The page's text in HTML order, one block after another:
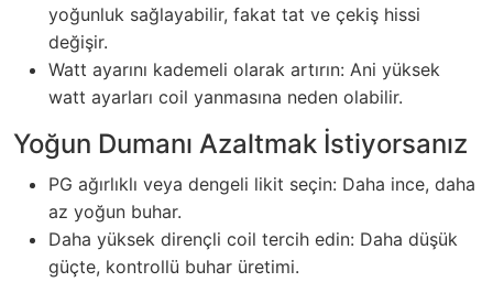
yoğunluk sağlayabilir, fakat tat ve çekiş hissi
değişir.
Watt ayarını kademeli olarak artırın: Ani yüksek
watt ayarları coil yanmasına neden olabilir.
Yoğun Dumanı Azaltmak İstiyorsanız
PG ağırlıklı veya dengeli likit seçin: Daha ince, daha
az yoğun buhar.
Daha yüksek dirençli coil tercih edin: Daha düşük
güçte, kontrollü buhar üretimi.